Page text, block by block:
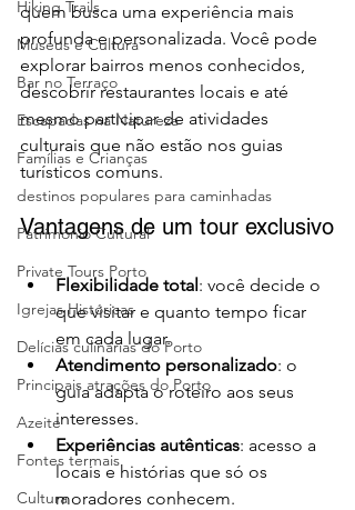
Hiking Trails
Museus e Cultura
Bar no Terraço
Escapadas na Natureza
Famílias e Crianças
destinos populares para caminhadas
Património Cultural
Private Tours Porto
Igrejas Históricas
Delícias culinárias do Porto
Principais atrações do Porto
Azeite
Fontes termais
Cultura
quem busca uma experiência mais
profunda e personalizada. Você pode
explorar bairros menos conhecidos,
descobrir restaurantes locais e até
mesmo participar de atividades
culturais que não estão nos guias
turísticos comuns.
Vantagens de um tour exclusivo
Flexibilidade total: você decide o
que visitar e quanto tempo ficar
em cada lugar.
Atendimento personalizado: o
guia adapta o roteiro aos seus
interesses.
Experiências autênticas: acesso a
locais e histórias que só os
moradores conhecem.